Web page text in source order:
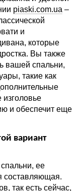
piaski.com.ua –
и
которые
Вы также
вашей спальни,
такие как
изголовье
и обеспечит еще
вариант
ее
составляющая.
так есть сейчас,